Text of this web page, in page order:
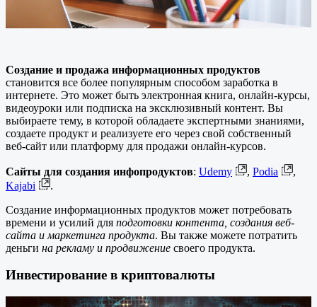
Создание и продажа информационных продуктов
становится все более популярным способом заработка в
интернете. Это может быть электронная книга, онлайн-курсы,
видеоуроки или подписка на эксклюзивный контент. Вы
выбираете тему, в которой обладаете экспертными знаниями,
создаете продукт и реализуете его через свой собственный
веб-сайт или платформу для продажи онлайн-курсов.
Сайты для создания инфопродуктов: Udemy , Podia
,
Kajabi
.
Создание информационных продуктов может потребовать
времени и усилий для подготовки контента, создания веб-
сайта и маркетинга продукта. Вы также можете потратить
деньги на рекламу и продвижение своего продукта.
Инвестирование в криптовалюты